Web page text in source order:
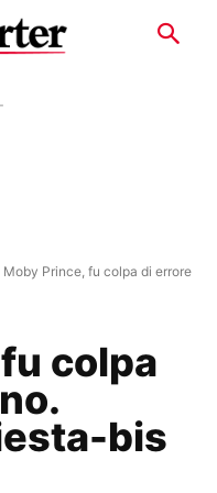
Moby Prince, fu colpa di errore
colpa
bis